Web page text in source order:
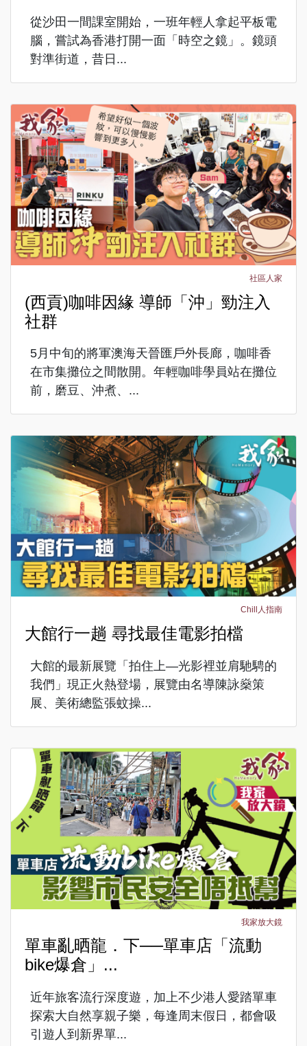
從沙田一間課室開始，一班年輕人拿起平板電
腦，嘗試為香港打開一面「時空之鏡」。鏡頭
對準街道，昔日...
社區人家
(西貢)咖啡因緣 導師「沖」勁注入
社群
5月中旬的將軍澳海天晉匯戶外長廊，咖啡香
在市集攤位之間散開。年輕咖啡學員站在攤位
前，磨豆、沖煮、...
Chill人指南
大館行一趟 尋找最佳電影拍檔
大館的最新展覽「拍住上—光影裡並肩馳騁的
我們」現正火熱登場，展覽由名導陳詠燊策
展、美術總監張蚊操...
我家放大鏡
單車亂晒龍．下──單車店「流動
bike爆倉」...
近年旅客流行深度遊，加上不少港人愛踏單車
探索大自然享親子樂，每逢周末假日，都會吸
引遊人到新界單...